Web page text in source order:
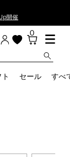
開催
0
セール すべ